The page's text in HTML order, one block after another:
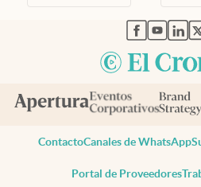
abre en
abre
ContactoCanales de WhatsApp
Portal de Proveedores